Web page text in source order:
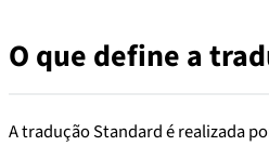
O que define a
A tradução Standard é realizada